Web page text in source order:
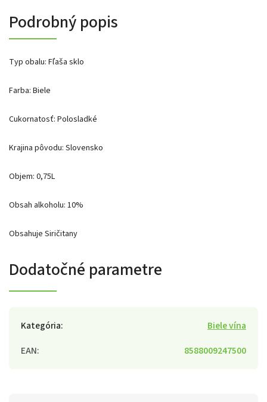
Podrobný popis
Typ obalu: Fľaša sklo
Farba: Biele
Cukornatosť: Polosladké
Krajina pôvodu: Slovensko
Objem: 0,75L
Obsah alkoholu: 10%
Obsahuje Siričitany
Dodatočné parametre
Kategória:
Biele vína
EAN: 8588009247500